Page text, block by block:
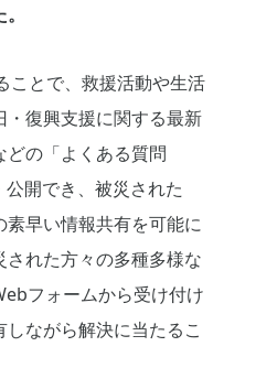
ことで、救援活動や生活
・復興支援に関する最新
の「よくある質問
公開でき、被災された
早い情報共有を可能に
された方々の多種多様な
フォームから受け付け
ながら解決に当たるこ